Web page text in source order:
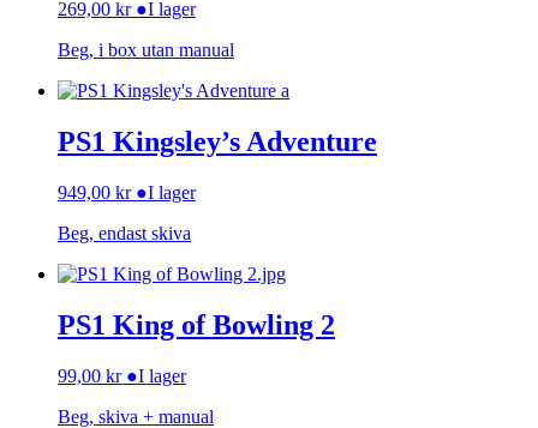
269,00 kr ●I lager
Beg, i box utan manual
PS1 Kingsley’s Adventure
949,00 kr ●I lager
Beg, endast skiva
PS1 King of Bowling 2
99,00 kr ●I lager
Beg, skiva + manual